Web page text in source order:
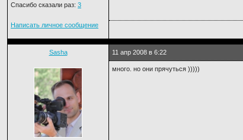
Спасибо сказали раз: 3
Написать личное сообщение
Sasha 11 апр 2008 в 6:22
много. но они прячуться )))))